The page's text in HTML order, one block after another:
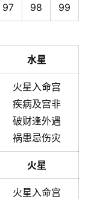
97 98 99
水星
火星入命宫
疾病及宫非
破财逢外遇
祸患忌伤灾
火星
火星入命宫